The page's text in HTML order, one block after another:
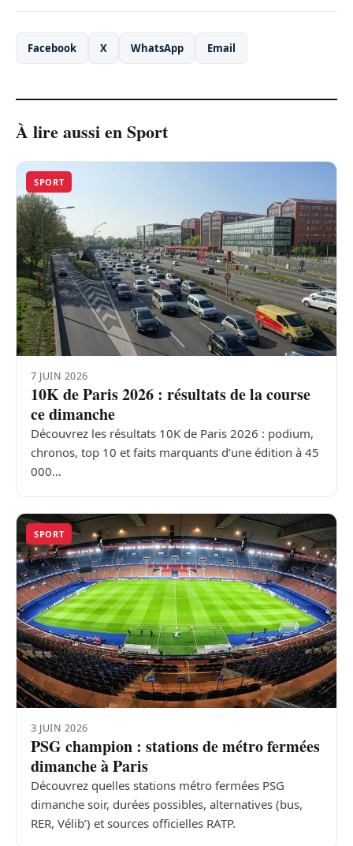
Facebook X WhatsApp Email
À lire aussi en Sport
SPORT
7 JUIN 2026
10K de Paris 2026 : résultats de la course
ce dimanche
Découvrez les résultats 10K de Paris 2026 : podium,
chronos, top 10 et faits marquants d’une édition à 45
000…
SPORT
3 JUIN 2026
PSG champion : stations de métro fermées
dimanche à Paris
Découvrez quelles stations métro fermées PSG
dimanche soir, durées possibles, alternatives (bus,
RER, Vélib’) et sources officielles RATP.